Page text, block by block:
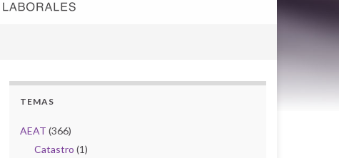
TEMAS
AEAT (366)
Catastro (1)